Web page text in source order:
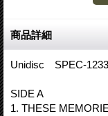
商品詳細
Unidisc SPEC-1233
SIDE A
1. THESE